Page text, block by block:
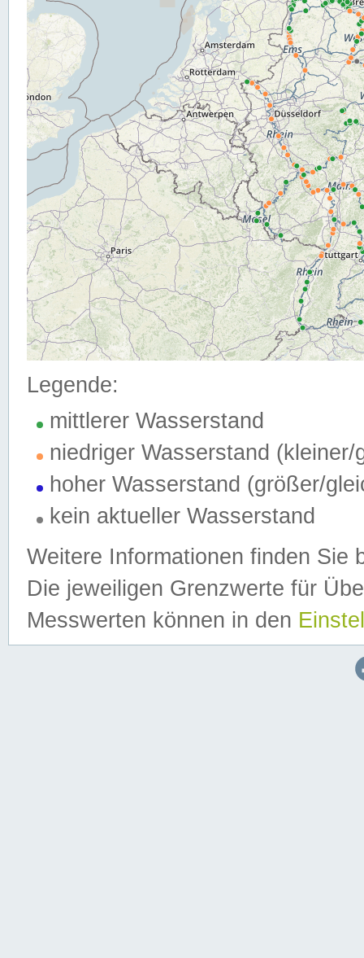
Legende:
mittlerer Wasserstand
niedriger Wasserstand (kleiner/
hoher Wasserstand (größer/
kein aktueller Wasserstand
Weitere Informationen finden Sie
Die jeweiligen Grenzwerte für
Messwerten können in den